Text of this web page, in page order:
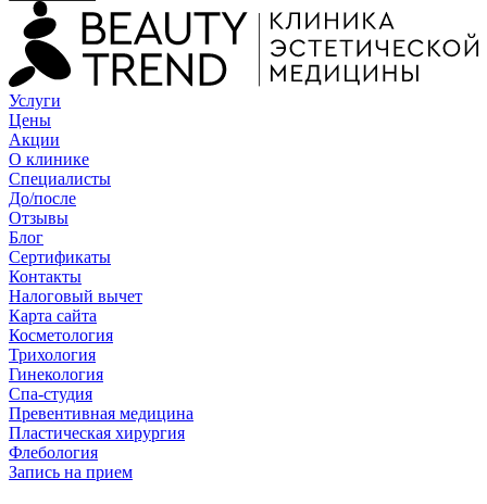
Услуги
Цены
Акции
О клинике
Специалисты
До/после
Отзывы
Блог
Сертификаты
Контакты
Налоговый вычет
Карта сайта
Косметология
Трихология
Гинекология
Спа-студия
Превентивная медицина
Пластическая хирургия
Флебология
Запись на прием